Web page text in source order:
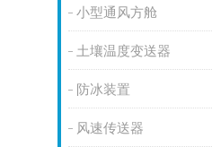
小型通风方舱
土壤温度变送器
防冰装置
风速传送器